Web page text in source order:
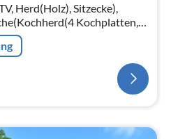
Herd(Holz), Sitzecke),
Kochplatten,